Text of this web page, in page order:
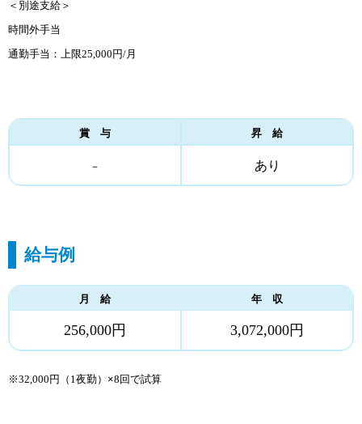
＜別途支給＞
時間外手当
通勤手当：上限25,000円/月
賞 与 昇 給
－ あり
給与例
月 給 年 収
256,000円 3,072,000円
※32,000円（1夜勤） ×8回で試算